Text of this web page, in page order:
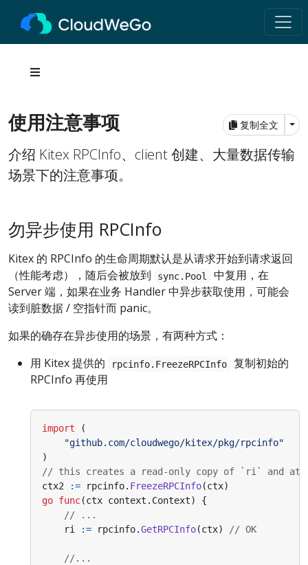
复制全文
使用注意事项
介绍 Kitex RPCInfo、client 创建、大量数据传输
场景下的注意事项。
勿异步使用 RPCInfo
Kitex 的 RPCInfo 的生命周期默认是从请求开始到请求返回
（性能考虑），随后会被放到
sync.Pool
中复用，在
Server 端，如果在业务 Handler 中异步获取使用，可能会
读到脏数据 / 空指针而 panic。
如果的确存在异步使用的场景，有两种方式：
用 Kitex 提供的
rpcinfo.FreezeRPCInfo
复制初始的
RPCInfo 再使用
import
(
"github.com/cloudwego/kitex/pkg/rpcinfo"
)
// this creates a read-only copy of `ri` and
ctx2
:= rpcinfo. FreezeRPCInfo(ctx)
go func(ctx context . Context)
{
// ...
ri
:= rpcinfo.GetRPCInfo(ctx) // OK
//...